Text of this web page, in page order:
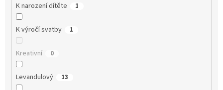
K narození dítěte 1
K výročí svatby 1
Kreativní 0
Levandulový 13